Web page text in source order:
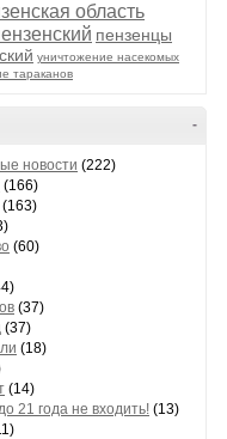
область
пензенцы
уничтожение насекомых
тараканов
-
новости (222)
(166)
(163)
(60)
(37)
(37)
(18)
(14)
21 года не входить! (13)